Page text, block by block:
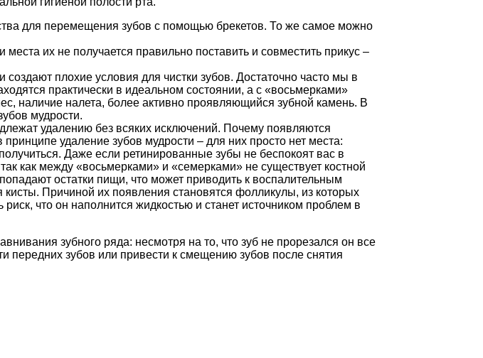
для перемещения зубов с помощью брекетов. То же самое можно
их не получается правильно поставить и совместить прикус –
плохие условия для чистки зубов. Достаточно часто мы в
практически в идеальном состоянии, а с «восьмерками»
наличие налета, более активно проявляющийся зубной камень. В
мудрости.
удалению без всяких исключений. Почему появляются
удаление зубов мудрости – для них просто нет места:
Даже если ретинированные зубы не беспокоят вас в
как между «восьмерками» и «семерками» не существует костной
остатки пищи, что может приводить к воспалительным
Причиной их появления становятся фолликулы, из которых
что он наполнится жидкостью и станет источником проблем в
зубного ряда: несмотря на то, что зуб не прорезался он все
передних зубов или привести к смещению зубов после снятия